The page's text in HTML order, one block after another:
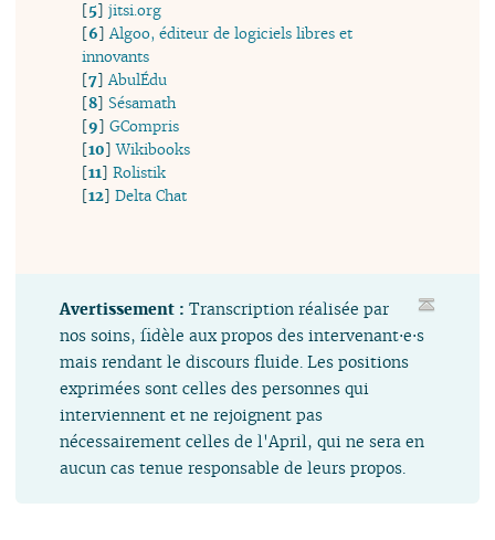
[5]jitsi.org
[6]Algoo, éditeur de logiciels libres et
innovants
[7]AbulÉdu
[8]Sésamath
[9]GCompris
[10]Wikibooks
[11]Rolistik
[12]Delta Chat
Avertissement :Transcription réalisée par
nos soins, fidèle aux propos des intervenant⋅e⋅s
mais rendant le discours fluide. Les positions
exprimées sont celles des personnes qui
interviennent et ne rejoignent pas
nécessairement celles de l'April, qui ne sera en
aucun cas tenue responsable de leurs propos.